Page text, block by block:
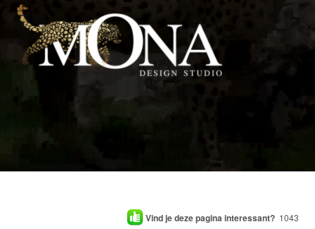
Vind je deze pagina interessant? 1043